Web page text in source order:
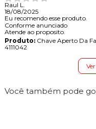
Raul L.
18/08/2025
Eu recomendo esse produto.
Conforme anunciado
Atende ao proposito.
Produto:Chave Aperto Da
4111042
Você também pode